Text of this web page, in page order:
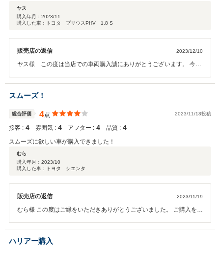
ヤス
購入年月： 2023/11
購入した車：トヨタ プリウスPHV 1.8 S
販売店の返信 2023/12/10
ヤス様 この度は当店での車両購入誠にありがとうございます。 今後
式会社カーメイト曽根 満江
スムーズ！
総合評価 4点 2023/11/18投稿
接客 : 4 雰囲気 : 4 アフター : 4 品質 : 4
スムーズに欲しい車が購入できました！
むら
購入年月： 2023/10
購入した車：トヨタ シエンタ
販売店の返信 2023/11/19
むら様 この度はご縁をいただきありがとうございました。 ご購入をい
これからもよろしくお願いします。
ハリアー購入